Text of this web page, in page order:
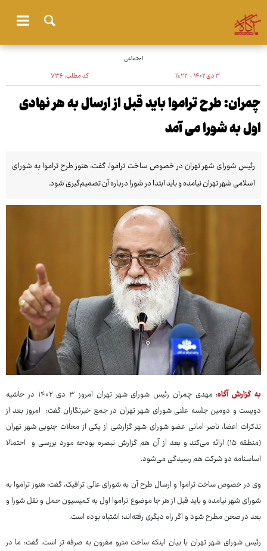
اجتماعی
۳ دی ۱۴۰۲ - ۱۱:۲۲ کد مطلب:۷۳۶
چمران: طرح تراموا باید قبل از ارسال به هر نهادی
اول به شورا می آمد
رئیس شورای شهر تهران در خصوص ساخت تراموا، گفت: هنوز طرح تراموا به شورای
اسلامی شهر تهران نیامده و باید ابتدا در شورا درباره آن تصمیم‌گیری شود.
به گزارش آگاه
: مهدی چمران رئیس شورای شهر تهران امروز ۳ دی ۱۴۰۲ در حاشیه
دویست و دومین جلسه علنی شورای شهر تهران در جمع خبرنگاران گفت: امروز بعد از
تذکرات اعضا، ناصر امانی عضو شورای شهر گزارشی از یکی از محلات جنوبی شهر تهران
(منطقه ۱۵) ارائه می‌کند و بعد از آن هم گزارش تبصره بودجه مورد بررسی و احتمالا
اساسنامه دو شرکت هم رسیدگی می‌شود.
وی در خصوص ساخت تراموا و ارسال طرح آن به شورای عالی ترافیک، گفت: هنوز تراموا به
شورای شهر نیامده و باید قبل از هر جا موضوع تراموا اول به کمیسیون حمل و نقل شورا و
بعد در صحن مطرح شود و اگر راه دیگری رفته‌اند؛ اشتباه بوده است.
رئیس شورای شهر تهران با بیان اینکه ساخت مترو مقرون به صرفه تر است، گفت: ما در